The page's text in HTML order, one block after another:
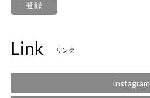
登録
Link リンク
Instagram